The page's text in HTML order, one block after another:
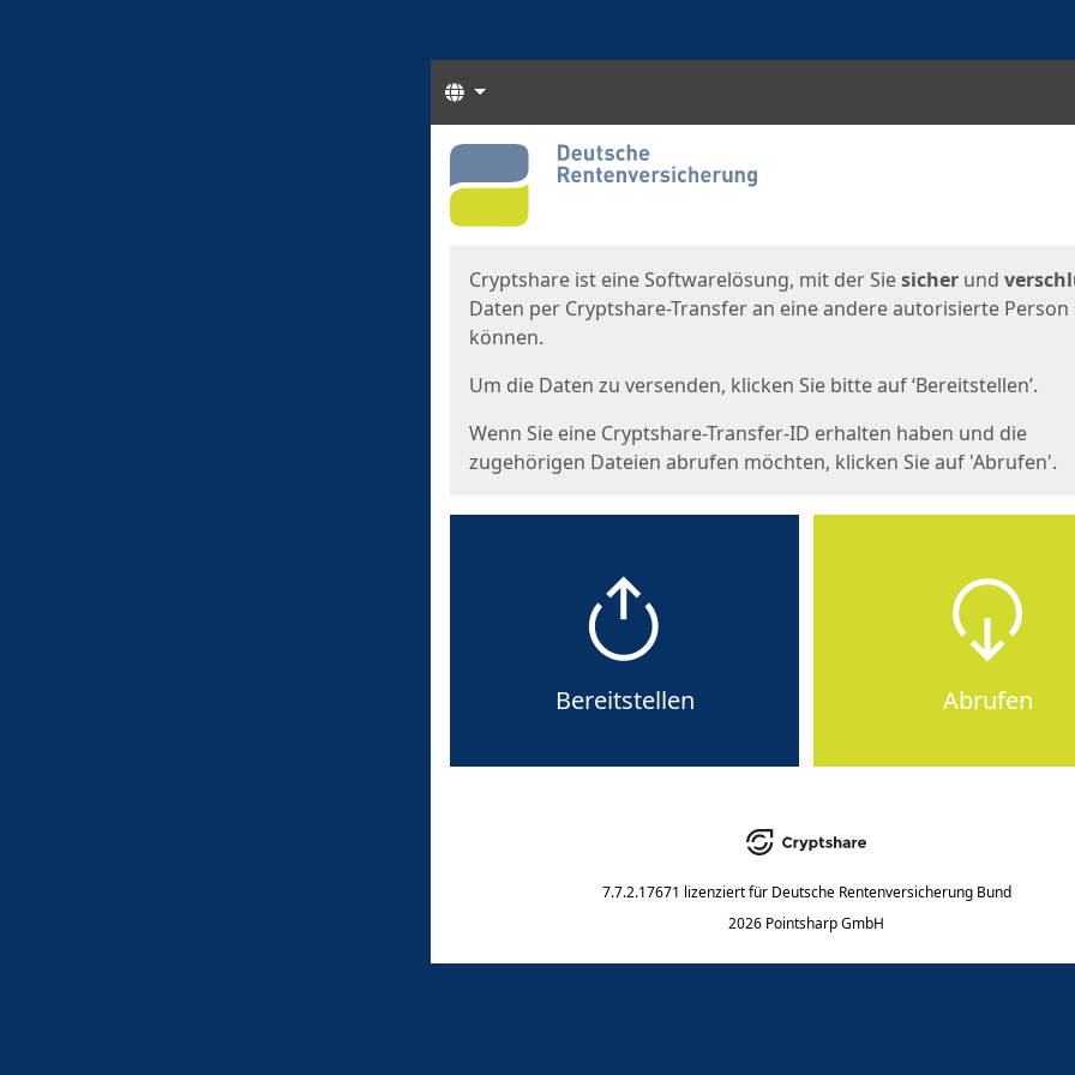
Sprachen
Start
Cryptshare ist eine Softwarelösung, mit der Siesicher und
Daten per Cryptshare-Transfer an eine andere autorisierte Person
können.
Um die Daten zu versenden, klicken Sie bitte auf ‘Bereitstellen’.
Wenn Sie eine Cryptshare-Transfer-ID erhalten haben und die
zugehörigen Dateien abrufen möchten, klicken Sie auf 'Abrufen'.
Bereitstellen Abrufen
7.7.2.17671 lizenziert für Deutsche Rentenversicherung Bund
2026 Pointsharp GmbH